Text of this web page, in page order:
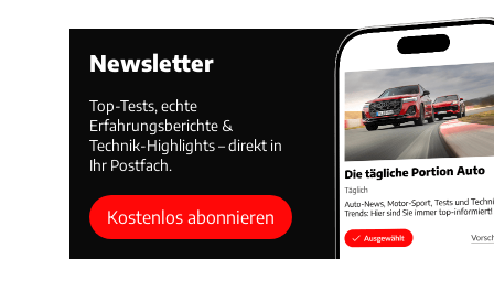
Newsletter
Top-Tests, echte
Erfahrungsberichte &
Technik-Highlights – direkt in
Ihr Postfach.
Kostenlos abonnieren